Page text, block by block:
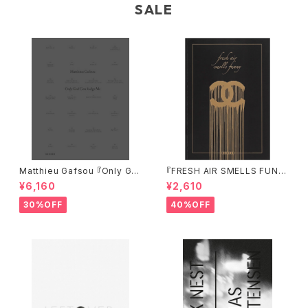
SALE
Matthieu Gafsou 『Only Go
d Can Judge Me』
¥6,160
30%OFF
『FRESH AIR SMELLS FUNN
Y』
¥2,610
40%OFF